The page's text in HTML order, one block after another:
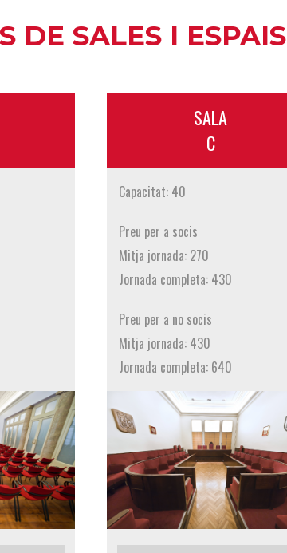
DE SALES I ESPAIS
SALA
C
Capacitat: 40
Preu per a socis
Mitja jornada: 270
Jornada completa: 430
Preu per a no socis
Mitja jornada: 430
Jornada completa: 640